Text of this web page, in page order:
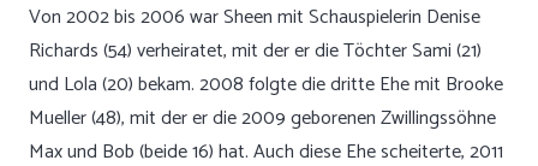
Von 2002 bis 2006 war Sheen mit Schauspielerin Denise
Richards (54) verheiratet, mit der er die Töchter Sami (21)
und Lola (20) bekam. 2008 folgte die dritte Ehe mit Brooke
Mueller (48), mit der er die 2009 geborenen Zwillingssöhne
Max und Bob (beide 16) hat. Auch diese Ehe scheiterte, 2011